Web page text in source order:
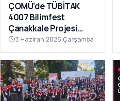
ÇOMÜ’de TÜBİTAK
4007 Bilimfest
Çanakkale Projesi
Tanıtıldı
3 Haziran 2026 Çarşamba